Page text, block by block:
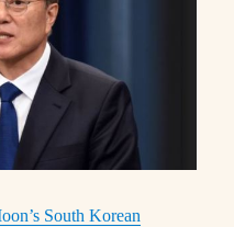
South Korean